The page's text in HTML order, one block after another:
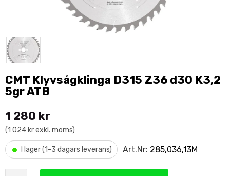
CMT Klyvsågklinga D315 Z36 d30 K3,2
5gr ATB
1 280 kr
(1 024 kr exkl. moms)
• I lager (1-3 dagars leverans) Art.Nr: 285,036,13M